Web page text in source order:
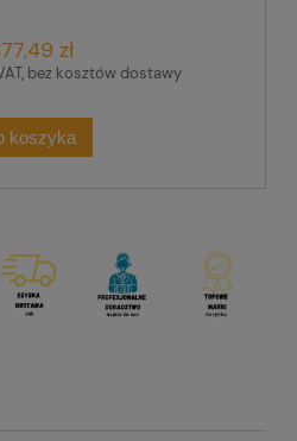
zł
bez kosztów dostawy
koszyka